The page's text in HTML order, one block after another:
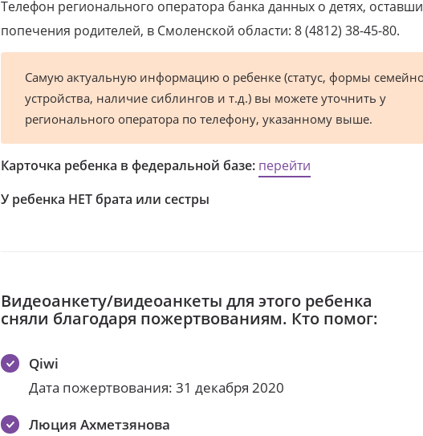
Телефон регионального оператора банка данных о детях,
попечения родителей, в Смоленской области: 8 (4812) 38-45-80.
Самую актуальную информацию о ребенке (статус, формы
устройства, наличие сиблингов и т.д.) вы можете уточнить у
регионального оператора по телефону, указанному выше.
Карточка ребенка в федеральной базе: перейти
У ребенка НЕТ брата или сестры
Видеоанкету/видеоанкеты для этого ребенка
сняли благодаря пожертвованиям. Кто помог:
Qiwi
Дата пожертвования: 31 декабря 2020
Люция Ахметзянова